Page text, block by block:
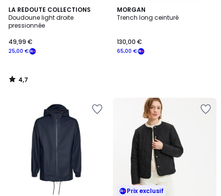
LA REDOUTE COLLECTIONS
Doudoune light droite
pressionnée
25,00 €
49,99 €
4,7
/ 5
4,7
/
MORGAN
Trench long ceinturé
65,00 €
130,00 €
Prix exclusif